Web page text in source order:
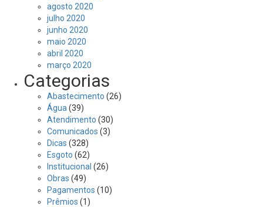
agosto 2020
julho 2020
junho 2020
maio 2020
abril 2020
março 2020
Categorias
Abastecimento (26)
Água (39)
Atendimento (30)
Comunicados (3)
Dicas (328)
Esgoto (62)
Institucional (26)
Obras (49)
Pagamentos (10)
Prêmios (1)